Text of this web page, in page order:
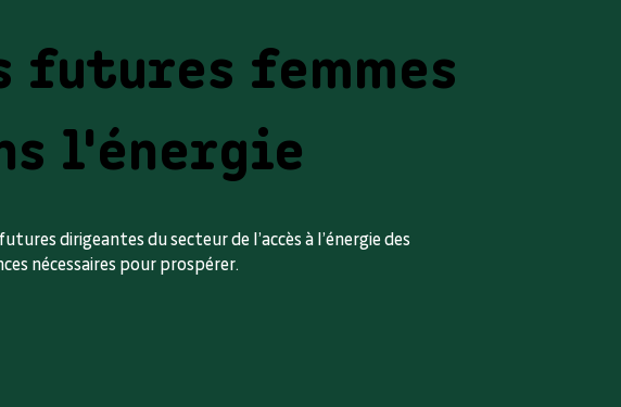
futures femmes
l'énergie
dirigeantes du secteur de l’accès à l’énergie des
nécessaires pour prospérer.